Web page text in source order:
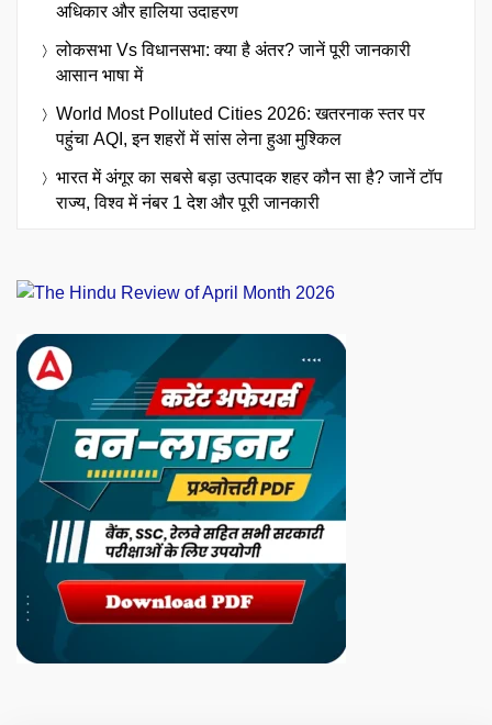
अधिकार और हालिया उदाहरण
लोकसभा Vs विधानसभा: क्या है अंतर? जानें पूरी जानकारी
आसान भाषा में
World Most Polluted Cities 2026: खतरनाक स्तर पर
पहुंचा AQI, इन शहरों में सांस लेना हुआ मुश्किल
भारत में अंगूर का सबसे बड़ा उत्पादक शहर कौन सा है? जानें टॉप
राज्य, विश्व में नंबर 1 देश और पूरी जानकारी